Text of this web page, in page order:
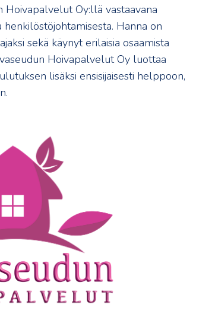
Hoivapalvelut Oy:llä vastaavana
henkilöstöjohtamisesta. Hanna on
sekä käynyt erilaisia osaamista
Hoivapalvelut Oy luottaa
lisäksi ensisijaisesti helppoon,